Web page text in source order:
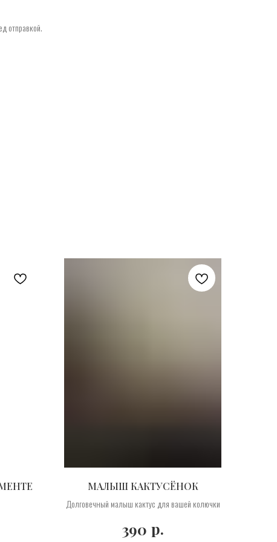
отправкой.
МАЛЫШ КАКТУСЁНОК
Долговечный малыш кактус для вашей колючки
390 р.